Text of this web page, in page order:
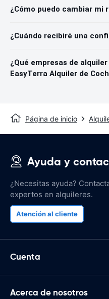
¿Cómo puedo cambiar mi
¿Cuándo recibiré una
¿Qué empresas de
EasyTerra Alquiler de
Página de inicio
Ayuda y
¿Necesitas ayuda?
expertos en alquileres.
Atención al cliente
Cuenta
Acerca de nosotros